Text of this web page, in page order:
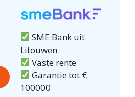
SME Bank uit
Litouwen
Vaste rente
Garantie tot €
100000